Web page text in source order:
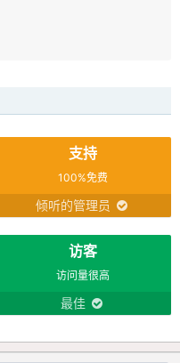
支持
100%免费
倾听的管理员
访客
访问量很高
最佳